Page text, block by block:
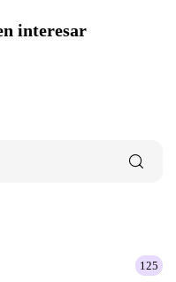
interesar
125